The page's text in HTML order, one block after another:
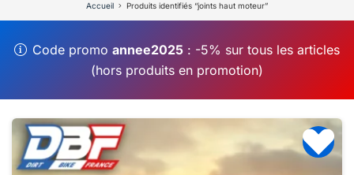
Accueil Produits identifiés “joints haut moteur”
Code promo annee2025: -5% sur tous les articles
(hors produits en promotion)